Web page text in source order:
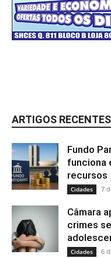
ARTIGOS RECENTES
Fundo
funciona
recursos
Cidades 7
Câmara
crimes
Cidades 6